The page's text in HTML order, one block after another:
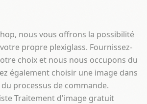
nous vous offrons la possibilité
propre plexiglass. Fournissez-
choix et nous nous occupons du
également choisir une image dans
processus de commande.
Traitement d'image gratuit